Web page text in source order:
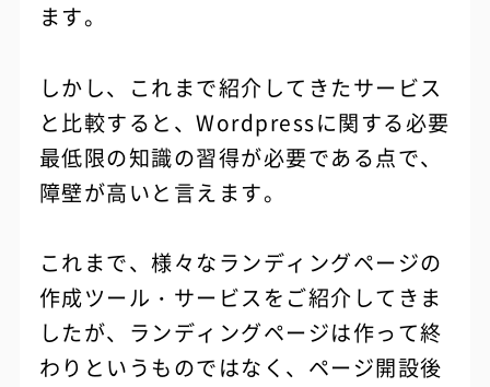
ます。
しかし、これまで紹介してきたサービス
と比較すると、Wordpressに関する必要
最低限の知識の習得が必要である点で、
障壁が高いと言えます。
これまで、様々なランディングページの
作成ツール・サービスをご紹介してきま
したが、ランディングページは作って終
わりというものではなく、ページ開設後